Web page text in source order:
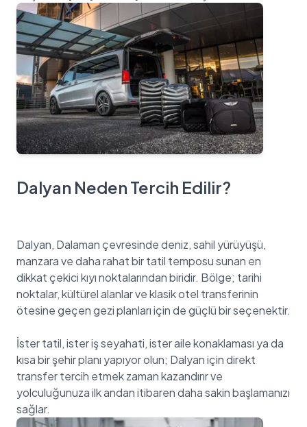
Dalyan Neden Tercih Edilir?
Dalyan, Dalaman çevresinde deniz, sahil yürüyüşü,
manzara ve daha rahat bir tatil temposu sunan en
dikkat çekici kıyı noktalarından biridir. Bölge; tarihi
noktalar, kültürel alanlar ve klasik otel transferinin
ötesine geçen gezi planları için de güçlü bir seçenektir.
İster tatil, ister iş seyahati, ister aile konaklaması ya da
kısa bir şehir planı yapıyor olun; Dalyan için direkt
transfer tercih etmek zaman kazandırır ve
yolculuğunuza ilk andan itibaren daha sakin başlamanızı